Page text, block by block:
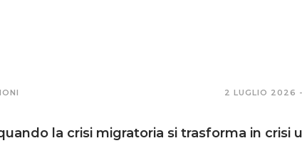
2 LUGLIO 2026 -
la crisi migratoria si trasforma in crisi